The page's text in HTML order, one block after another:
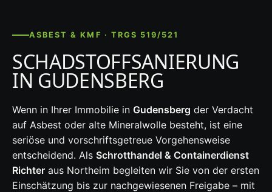
ASBEST & KMF · TRGS 519/521
SCHADSTOFFSANIERUNG
IN GUDENSBERG
Wenn in Ihrer Immobilie in Gudensberg der Verdacht
auf Asbest oder alte Mineralwolle besteht, ist eine
seriöse und vorschriftsgetreue Vorgehensweise
entscheidend. Als Schrotthandel & Containerdienst
Richter aus Northeim begleiten wir Sie von der ersten
Einschätzung bis zur nachgewiesenen Freigabe – mit